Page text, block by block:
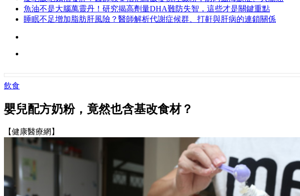
魚油不是大腦萬靈丹！研究揭高劑量DHA難防失智，這些才是關鍵重點
睡眠不足增加脂肪肝風險？醫師解析代謝症候群、打鼾與肝病的連鎖關係
飲食
嬰兒配方奶粉，竟然也含基改食材？
【健康醫療網】